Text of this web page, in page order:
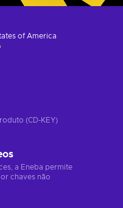
of America
(CD-KEY)
a Eneba permite
chaves não